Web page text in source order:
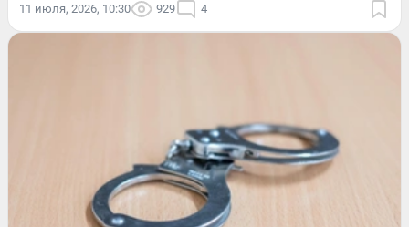
11 июля, 2026, 10:30 929 4